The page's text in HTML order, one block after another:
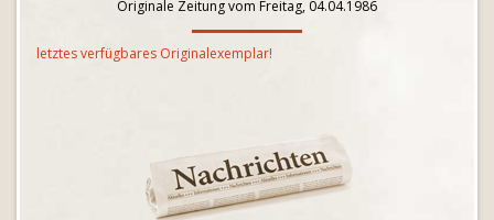
Originale Zeitung vom Freitag, 04.04.1986
letztes verfügbares Originalexemplar!